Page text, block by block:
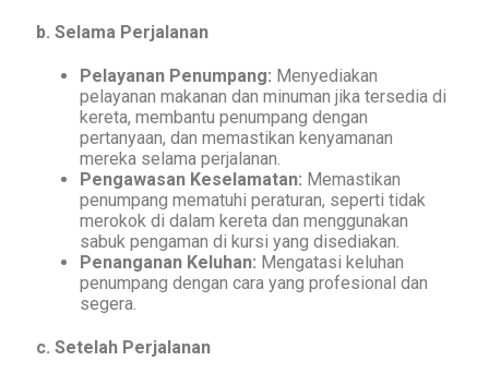
b. Selama Perjalanan
Pelayanan Penumpang: Menyediakan
pelayanan makanan dan minuman jika tersedia di
kereta, membantu penumpang dengan
pertanyaan, dan memastikan kenyamanan
mereka selama perjalanan.
Pengawasan Keselamatan: Memastikan
penumpang mematuhi peraturan, seperti tidak
merokok di dalam kereta dan menggunakan
sabuk pengaman di kursi yang disediakan.
Penanganan Keluhan: Mengatasi keluhan
penumpang dengan cara yang profesional dan
segera.
c. Setelah Perjalanan